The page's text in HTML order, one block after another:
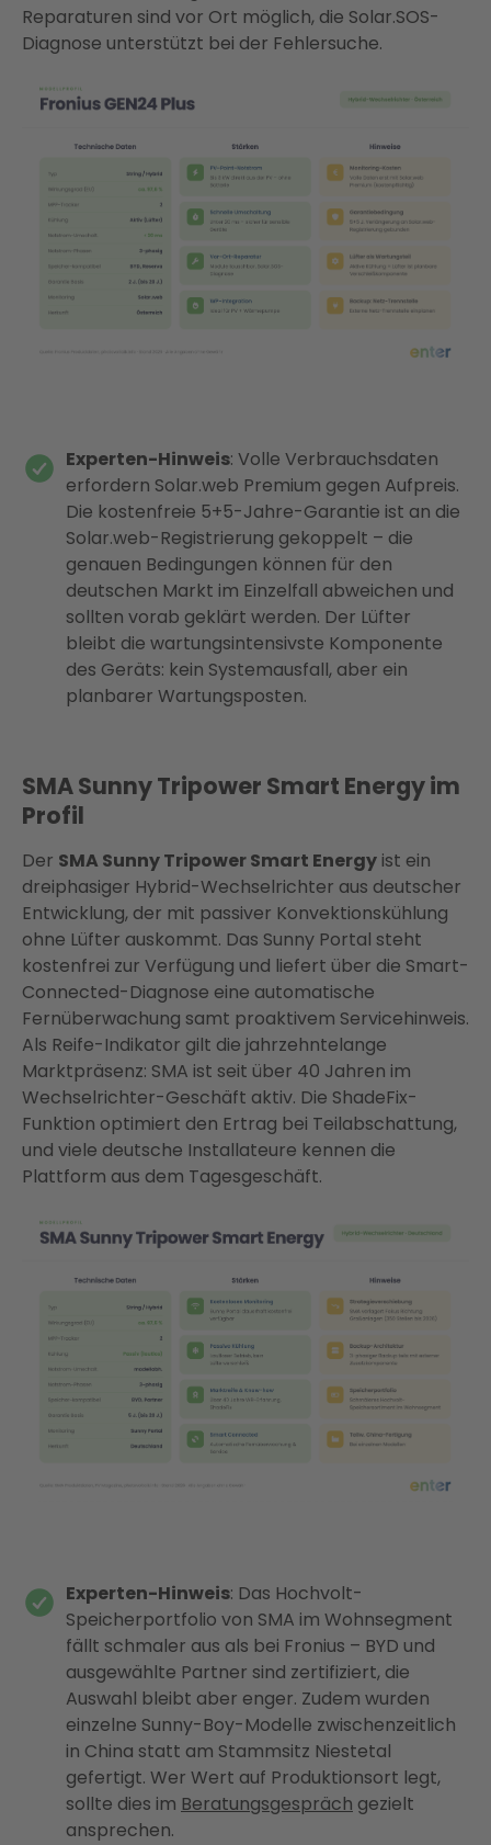
Reparaturen sind vor Ort möglich, die Solar.SOS-
Diagnose unterstützt bei der Fehlersuche.
Experten-Hinweis: Volle Verbrauchsdaten
erfordern Solar.web Premium gegen Aufpreis.
Die kostenfreie 5+5-Jahre-Garantie ist an die
Solar.web-Registrierung gekoppelt – die
genauen Bedingungen können für den
deutschen Markt im Einzelfall abweichen und
sollten vorab geklärt werden. Der Lüfter
bleibt die wartungsintensivste Komponente
des Geräts: kein Systemausfall, aber ein
planbarer Wartungsposten.
SMA Sunny Tripower Smart Energy im
Profil
Der SMA Sunny Tripower Smart Energy ist ein
dreiphasiger Hybrid-Wechselrichter aus deutscher
Entwicklung, der mit passiver Konvektionskühlung
ohne Lüfter auskommt. Das Sunny Portal steht
kostenfrei zur Verfügung und liefert über die Smart-
Connected-Diagnose eine automatische
Fernüberwachung samt proaktivem Servicehinweis.
Als Reife-Indikator gilt die jahrzehntelange
Marktpräsenz: SMA ist seit über 40 Jahren im
Wechselrichter-Geschäft aktiv. Die ShadeFix-
Funktion optimiert den Ertrag bei Teilabschattung,
und viele deutsche Installateure kennen die
Plattform aus dem Tagesgeschäft.
Experten-Hinweis: Das Hochvolt-
Speicherportfolio von SMA im Wohnsegment
fällt schmaler aus als bei Fronius – BYD und
ausgewählte Partner sind zertifiziert, die
Auswahl bleibt aber enger. Zudem wurden
einzelne Sunny-Boy-Modelle zwischenzeitlich
in China statt am Stammsitz Niestetal
gefertigt. Wer Wert auf Produktionsort legt,
sollte dies im Beratungsgespräch gezielt
ansprechen.